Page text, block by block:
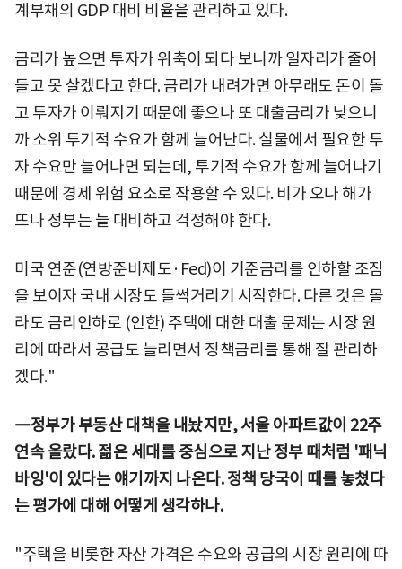
계부채의 GDP 대비 비율을 관리하고 있다.
금리가 높으면 투자가 위축이 되다 보니까 일자리가 줄어
들고 못 살겠다고 한다. 금리가 내려가면 아무래도 돈이 돌
고 투자가 이뤄지기 때문에 좋으나 또 대출금리가 낮으니
까 소위 투기적 수요가 함께 늘어난다. 실물에서 필요한 투
자 수요만 늘어나면 되는데, 투기적 수요가 함께 늘어나기
때문에 경제 위험 요소로 작용할 수 있다. 비가 오나 해가
뜨나 정부는 늘 대비하고 걱정해야 한다.
미국 연준(연방준비제도·Fed)이 기준금리를 인하할 조짐
을 보이자 국내 시장도 들썩거리기 시작한다. 다른 것은 몰
라도 금리인하로 (인한) 주택에 대한 대출 문제는 시장 원
리에 따라서 공급도 늘리면서 정책금리를 통해 잘 관리하
겠다."
―정부가 부동산 대책을 내놨지만, 서울 아파트값이 22주
연속 올랐다. 젊은 세대를 중심으로 지난 정부 때처럼 '패닉
바잉'이 있다는 얘기까지 나온다. 정책 당국이 때를 놓쳤다
는 평가에 대해 어떻게 생각하나.
"주택을 비롯한 자산 가격은 수요와 공급의 시장 원리에 따